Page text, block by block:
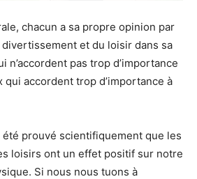
chacun a sa propre opinion par
et du loisir dans sa
n’accordent pas trop d’importance
qui accordent trop d’importance à
été prouvé scientifiquement que les
loisirs ont un effet positif sur notre
Si nous nous tuons à